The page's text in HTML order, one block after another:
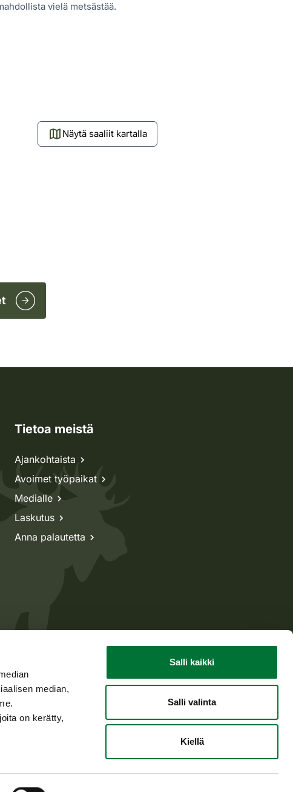
median,
on kerätty,
Salli kaikki
Salli valinta
Kiellä
vielä metsästää.
Näytä saaliit kartalla
Tietoa meistä
Ajankohtaista
Avoimet työpaikat
Medialle
Laskutus
Anna palautetta
Takaisin ylös